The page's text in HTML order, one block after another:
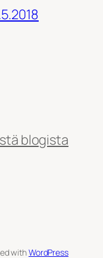
blogista
withWordPress